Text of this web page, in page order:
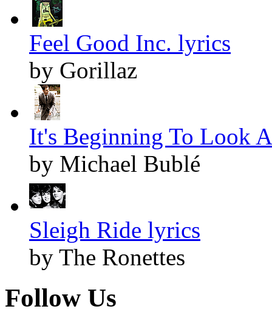
Feel Good Inc. lyrics
by Gorillaz
It's Beginning To Look
by Michael Bublé
Sleigh Ride lyrics
by The Ronettes
Follow Us